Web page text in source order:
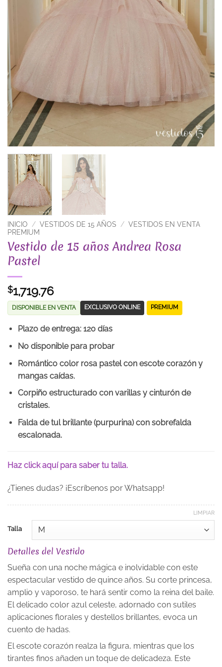
INICIO / VESTIDOS DE 15 AÑOS / VESTIDOS EN VENTA
PREMIUM
Vestido de 15 años Andrea Rosa
Pastel
$1,719.76
DISPONIBLE EN VENTA EXCLUSIVO ONLINE PREMIUM
Plazo de entrega: 120 días
No disponible para probar
Romántico color rosa pastel con escote corazón y
mangas caídas.
Corpiño estructurado con varillas y cinturón de
cristales.
Falda de tul brillante (purpurina) con sobrefalda
escalonada.
Haz click aquí para saber tu talla.
¿Tienes dudas? ¡Escríbenos por Whatsapp!
Talla
LIMPIAR
Detalles del Vestido
Sueña con una noche mágica e inolvidable con este
espectacular vestido de quince años. Su corte princesa,
amplio y vaporoso, te hará sentir como la reina del baile.
El delicado color azul celeste, adornado con sutiles
aplicaciones florales y destellos brillantes, evoca un
cuento de hadas.
El escote corazón realza la figura, mientras que los
tirantes finos añaden un toque de delicadeza. Este